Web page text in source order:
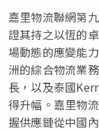
嘉里物流聯網第
證其持之以恆的
場動態的應變能
洲的綜合物流業
長，以及泰國
得升幅。嘉里物
握供應鏈從中國